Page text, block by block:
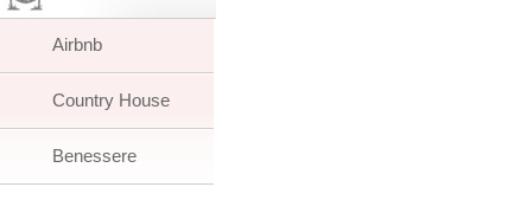
Airbnb
Country House
Benessere